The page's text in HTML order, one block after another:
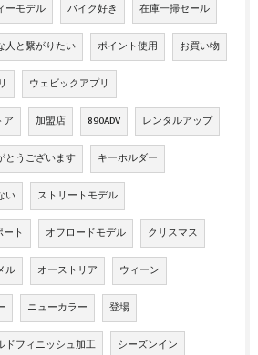
ーモデル バイク好き 在庫一掃セール
人と繋がりたい ポイント使用 お買い物
ウェビックアプリ
ア 加盟店 890ADV レンタルアップ
とうございます キーホルダー
い ストリートモデル
ト オフロードモデル クリスマス
ル オーストリア ウィーン
ニューカラー 登場
ドフィニッシュ加工 シーズンイン